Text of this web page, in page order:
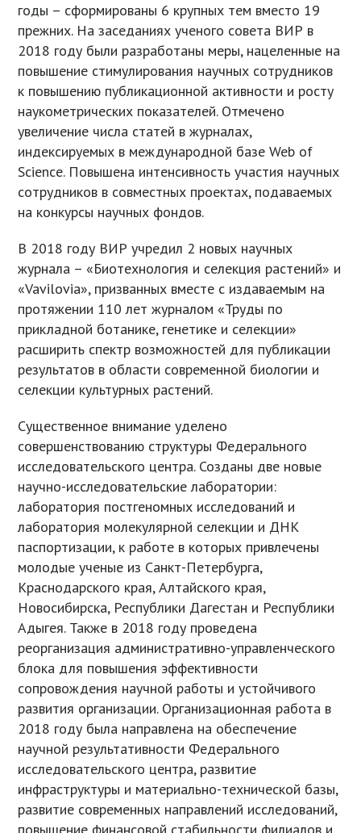
годы – сформированы 6 крупных тем вместо 19
прежних. На заседаниях ученого совета ВИР в
2018 году были разработаны меры, нацеленные на
повышение стимулирования научных сотрудников
к повышению публикационной активности и росту
наукометрических показателей. Отмечено
увеличение числа статей в журналах,
индексируемых в международной базе Web of
Science. Повышена интенсивность участия научных
сотрудников в совместных проектах, подаваемых
на конкурсы научных фондов.
В 2018 году ВИР учредил 2 новых научных
журнала – «Биотехнология и селекция растений» и
«Vavilovia», призванных вместе с издаваемым на
протяжении 110 лет журналом «Труды по
прикладной ботанике, генетике и селекции»
расширить спектр возможностей для публикации
результатов в области современной биологии и
селекции культурных растений.
Существенное внимание уделено
совершенствованию структуры Федерального
исследовательского центра. Созданы две новые
научно-исследовательские лаборатории:
лаборатория постгеномных исследований и
лаборатория молекулярной селекции и ДНК
паспортизации, к работе в которых привлечены
молодые ученые из Санкт-Петербурга,
Краснодарского края, Алтайского края,
Новосибирска, Республики Дагестан и Республики
Адыгея. Также в 2018 году проведена
реорганизация административно-управленческого
блока для повышения эффективности
сопровождения научной работы и устойчивого
развития организации. Организационная работа в
2018 году была направлена на обеспечение
научной результативности Федерального
исследовательского центра, развитие
инфраструктуры и материально-технической базы,
развитие современных направлений исследований,